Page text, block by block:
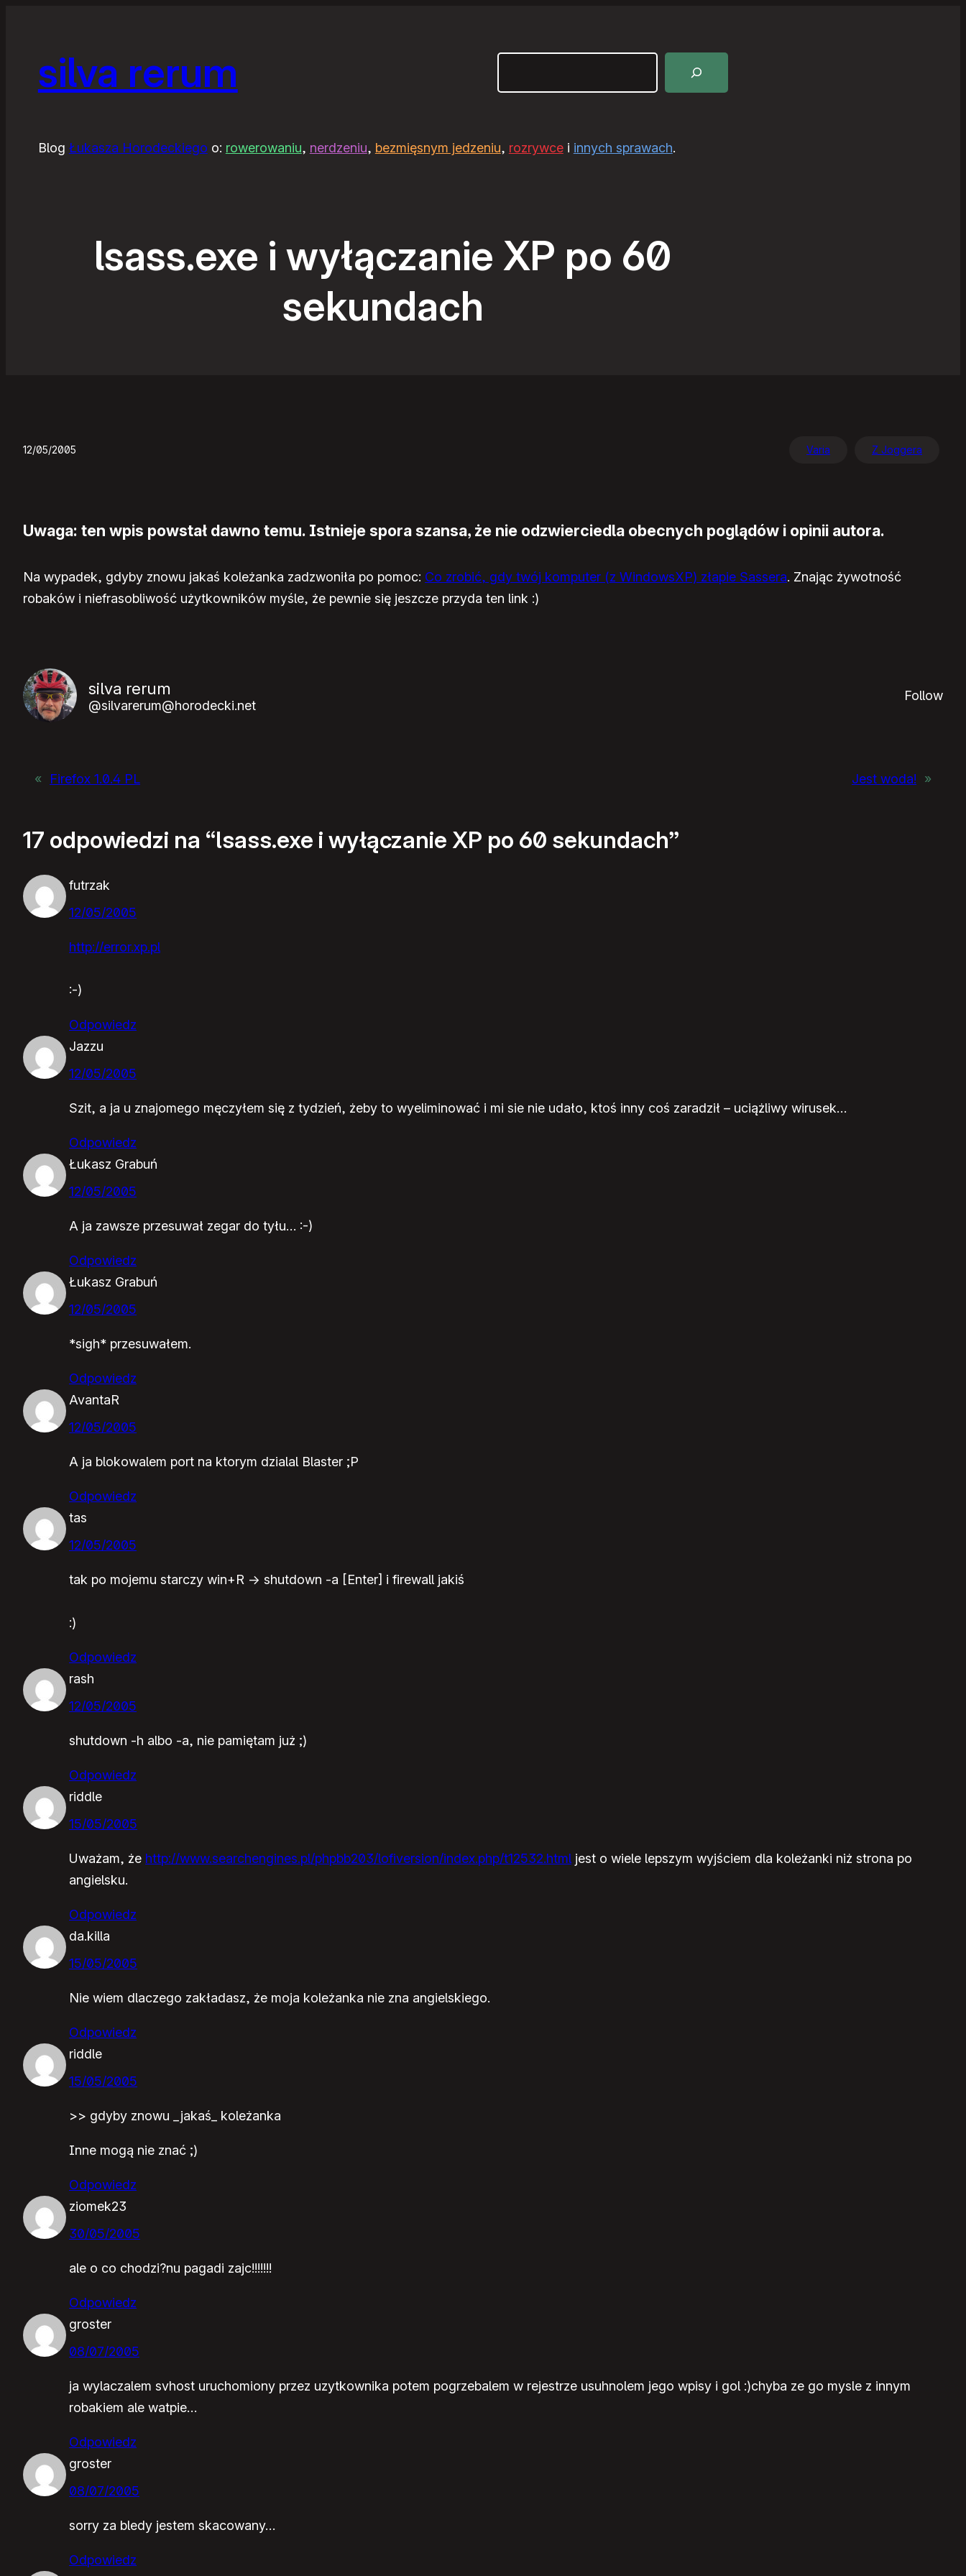
silva rerum
Blog Łukasza Horodeckiego o: rowerowaniu, nerdzeniu, bezmięsnym jedzeniu, rozrywcei innych sprawach.
lsass.exe i wyłączanie XP po 60
sekundach
12/05/2005 Varia Z Joggera
Uwaga: ten wpis powstał dawno temu. Istnieje spora szansa, że nie odzwierciedla obecnych poglądów i opinii autora.
Na wypadek, gdyby znowu jakaś koleżanka zadzwoniła po pomoc: Co zrobić, gdy twój komputer (z WindowsXP) złapie Sassera. Znając żywotność
robaków i niefrasobliwość użytkowników myśle, że pewnie się jeszcze przyda ten link :)
silva rerum
@silvarerum@horodecki.net
Follow
« Firefox 1.0.4 PL Jest woda! »
17 odpowiedzi na “lsass.exe i wyłączanie XP po 60 sekundach”
futrzak
12/05/2005
http://error.xp.pl
:-)
Odpowiedz
Jazzu
12/05/2005
Szit, a ja u znajomego męczyłem się z tydzień, żeby to wyeliminować i mi sie nie udało, ktoś inny coś zaradził – uciążliwy wirusek…
Odpowiedz
Łukasz Grabuń
12/05/2005
A ja zawsze przesuwał zegar do tyłu… :-)
Odpowiedz
Łukasz Grabuń
12/05/2005
*sigh* przesuwałem.
Odpowiedz
AvantaR
12/05/2005
A ja blokowalem port na ktorym dzialal Blaster ;P
Odpowiedz
tas
12/05/2005
tak po mojemu starczy win+R -> shutdown -a [Enter] i firewall jakiś
:)
Odpowiedz
rash
12/05/2005
shutdown -h albo -a, nie pamiętam już ;)
Odpowiedz
riddle
15/05/2005
Uważam, że http://www.searchengines.pl/phpbb203/lofiversion/index.php/t12532.html jest o wiele lepszym wyjściem dla koleżanki niż strona po
angielsku.
Odpowiedz
da.killa
15/05/2005
Nie wiem dlaczego zakładasz, że moja koleżanka nie zna angielskiego.
Odpowiedz
riddle
15/05/2005
>> gdyby znowu _jakaś_ koleżanka
Inne mogą nie znać ;)
Odpowiedz
ziomek23
30/05/2005
ale o co chodzi?nu pagadi zajc!!!!!!!
Odpowiedz
groster
08/07/2005
ja wylaczalem svhost uruchomiony przez uzytkownika potem pogrzebalem w rejestrze usuhnolem jego wpisy i gol :)chyba ze go mysle z innym
robakiem ale watpie…
Odpowiedz
groster
08/07/2005
sorry za bledy jestem skacowany…
Odpowiedz